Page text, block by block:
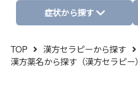
症状から探す
TOP
漢方セラピーから探す
漢方薬名から探す（漢方セラピー）